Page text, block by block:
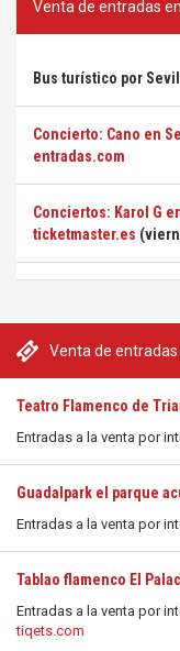
Venta de entradas
Teatro Flamenco de
Entradas a la venta por
Guadalpark el parque
Entradas a la venta por
Tablao flamenco El
Entradas a la venta por
tiqets.com
Venta de entradas
Bus turístico por
Concierto: Cano en
entradas.com
Conciertos: Karol G
ticketmaster.es